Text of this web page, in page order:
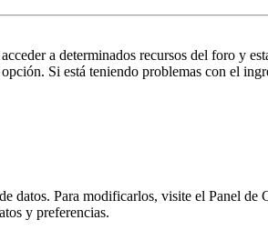
a determinados recursos del foro y
Si está teniendo problemas con el
datos. Para modificarlos, visite el Panel
y preferencias.